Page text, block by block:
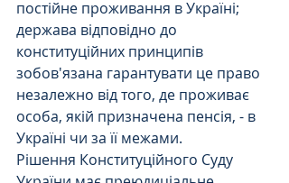
постійне проживання в Україні;
держава відповідно до
конституційних принципів
зобов'язана гарантувати це право
незалежно від того, де проживає
особа, якій призначена пенсія, - в
Україні чи за її межами.
Рішення Конституційного Суду